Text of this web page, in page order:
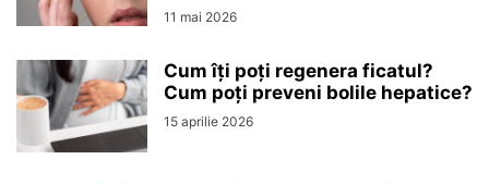
11 mai 2026
Cum îți poți regenera ficatul?
Cum poți preveni bolile hepatice?
15 aprilie 2026